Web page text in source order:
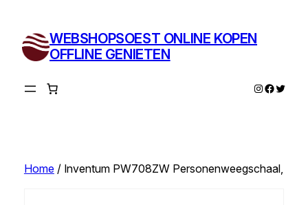
inhoud
WEBSHOPSOEST ONLINE KOPEN
OFFLINE GENIETEN
Instagram
Twitter
Home/ Inventum PW708ZW Personenweegschaal,